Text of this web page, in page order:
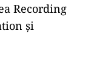
Recording
și